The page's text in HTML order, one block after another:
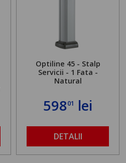
Optiline 45 - Stalp
Servicii - 1 Fata -
Natural
59801 lei
DETALII